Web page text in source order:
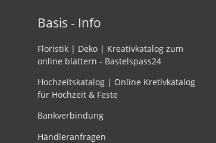
Basis - Info
Floristik | Deko | Kreativkatalog zum
online blättern - Bastelspass24
Hochzeitskatalog | Online Kretivkatalog
für Hochzeit & Feste
Bankverbindung
Händleranfragen